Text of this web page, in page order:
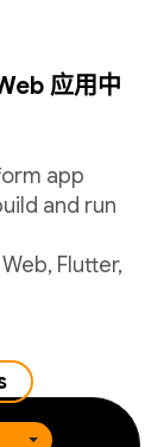
应用中
app
and run
Flutter,